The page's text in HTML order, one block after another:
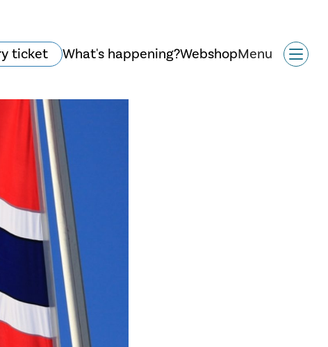
ticket What's happening?WebshopMenu